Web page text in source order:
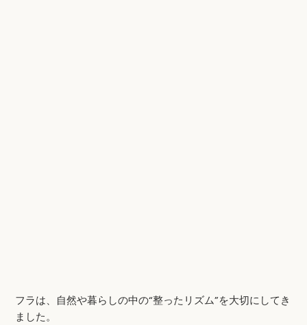
フラは、自然や暮らしの中の“整ったリズム”を大切にしてき
ました。